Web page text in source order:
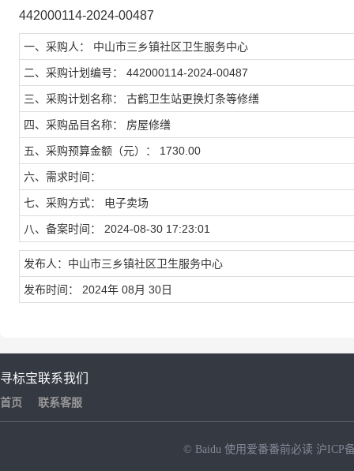
442000114-2024-00487
一、采购人： 中山市三乡镇社区卫生服务中心
二、采购计划编号： 442000114-2024-00487
三、采购计划名称： 古鹤卫生站更换灯条等修缮
四、采购品目名称： 房屋修缮
五、采购预算金额（元）： 1730.00
六、需求时间：
七、采购方式： 电子卖场
八、备案时间： 2024-08-30 17:23:01
发布人：中山市三乡镇社区卫生服务中心
发布时间： 2024年 08月 30日
寻标宝
首页
联系我们
联系客服
© Baidu 使用爱番番前必读 沪ICP